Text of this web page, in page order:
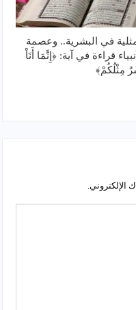
في البشرية.. وعصمة
قراءة في آية: ﴿إِنَّمَا أَنَاْ
مِثْلُكُمْ﴾
الإلكتروني.